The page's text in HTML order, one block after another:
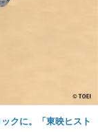
クに。「東映ヒスト